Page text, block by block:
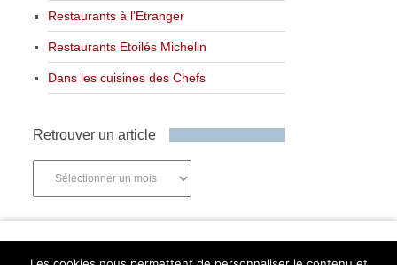
Restaurants à l’Etranger
Restaurants Etoilés Michelin
Dans les cuisines des Chefs
Retrouver un article